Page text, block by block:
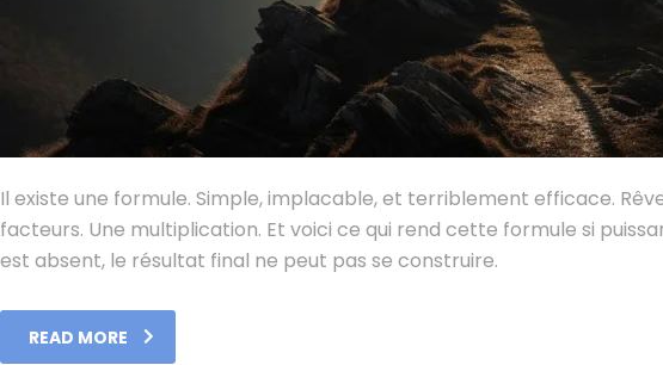
Il existe une formule. Simple, implacable, et terriblement efficace.
facteurs. Une multiplication. Et voici ce qui rend cette formule si
est absent, le résultat final ne peut pas se construire.
READ MORE